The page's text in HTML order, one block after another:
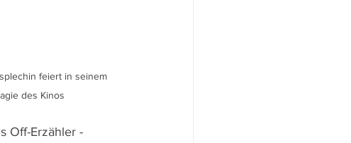
feiert in seinem
des Kinos
Off-Erzähler -